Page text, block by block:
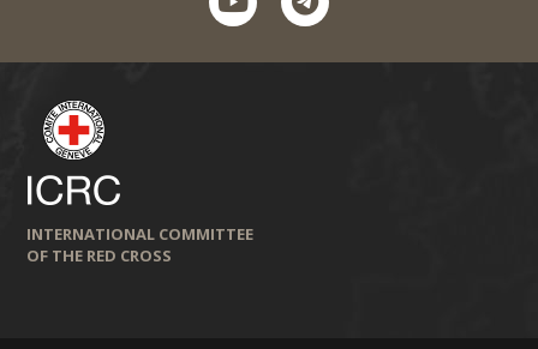
INTERNATIONAL COMMITTEE
OF THE RED CROSS